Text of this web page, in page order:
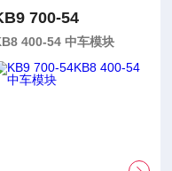
700-54
400-54 中车模块